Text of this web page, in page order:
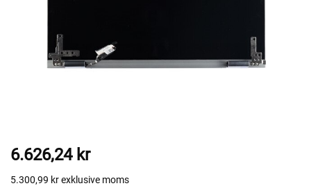
6.626,24 kr
5.300,99 krexklusive moms